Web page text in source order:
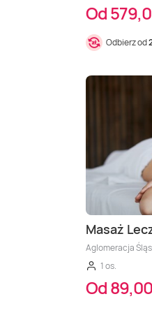
Od
Odbierz od
Masaż
Aglomeracja
1 os.
Od